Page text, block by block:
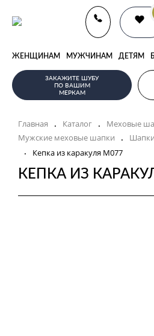
ЖЕНЩИНАМ МУЖЧИНАМ ДЕТЯМ
ЗАКАЖИТЕ ШУБУ
ПО ВАШИМ
МЕРКАМ
Главная . Каталог . Меховые
Мужские меховые шапки .
. Кепка из каракуля M077
КЕПКА ИЗ